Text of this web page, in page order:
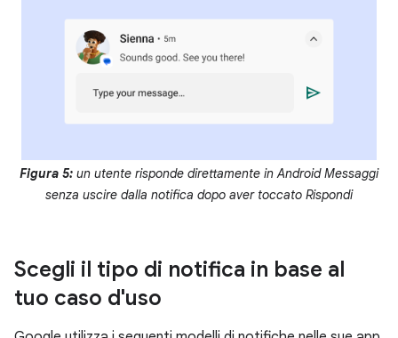
Figura 5: un utente risponde direttamente in Android Messaggi
senza uscire dalla notifica dopo aver toccato Rispondi
Scegli il tipo di notifica in base al
tuo caso d'uso